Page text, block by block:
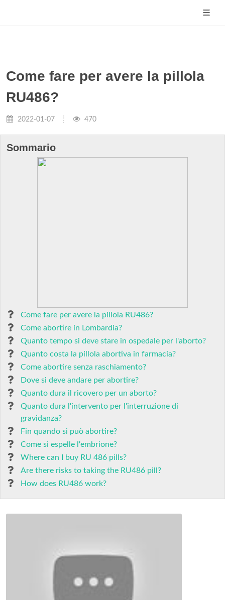
Come fare per avere la pillola
RU486?
2022-01-07 470
Sommario
Come fare per avere la pillola RU486?
Come abortire in Lombardia?
Quanto tempo si deve stare in ospedale per l'aborto?
Quanto costa la pillola abortiva in farmacia?
Come abortire senza raschiamento?
Dove si deve andare per abortire?
Quanto dura il ricovero per un aborto?
Quanto dura l'intervento per l'interruzione di
gravidanza?
Fin quando si può abortire?
Come si espelle l'embrione?
Where can I buy RU 486 pills?
Are there risks to taking the RU486 pill?
How does RU486 work?